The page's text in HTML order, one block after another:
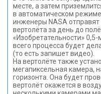
месте, а затем
в автоматическом
инженеры NASA
вертолёта за день до
«Изобретательности»
всего процесса будет
(то есть запишет видео).
На вертолёте также
мегапиксельная камера,
горизонта. Она будет
вертолёт окажется в